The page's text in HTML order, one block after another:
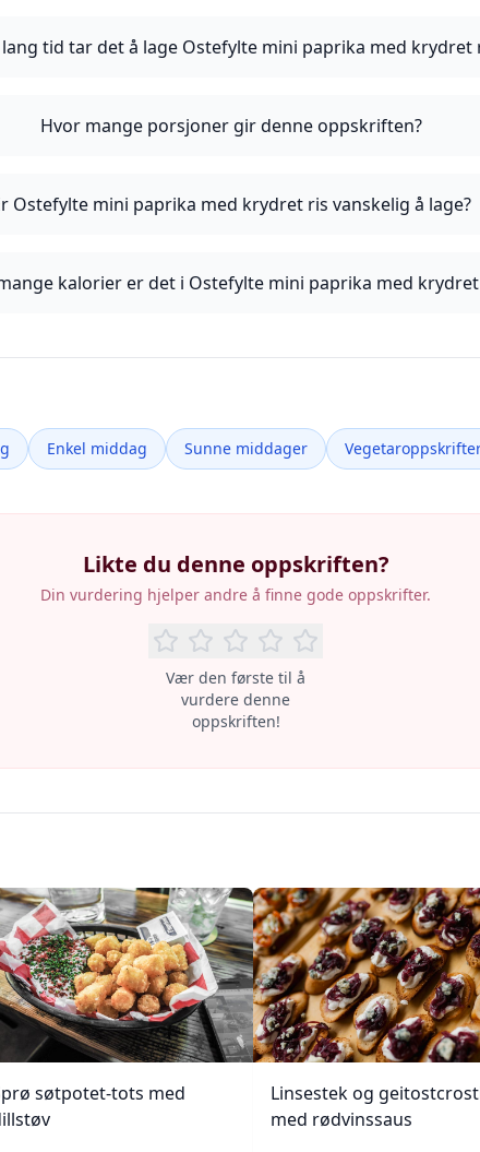
tid tar det å lage Ostefylte mini paprika med krydret
Hvor mange porsjoner gir denne oppskriften?
Ostefylte mini paprika med krydret ris vanskelig å lage?
kalorier er det i Ostefylte mini paprika med
Enkel middag Sunne middager
Likte du denne oppskriften?
Din vurdering hjelper andre å finne gode oppskrifter.
Vær den første til å
vurdere denne
oppskriften!
søtpotet-tots med
Linsestek og
med rødvinssaus